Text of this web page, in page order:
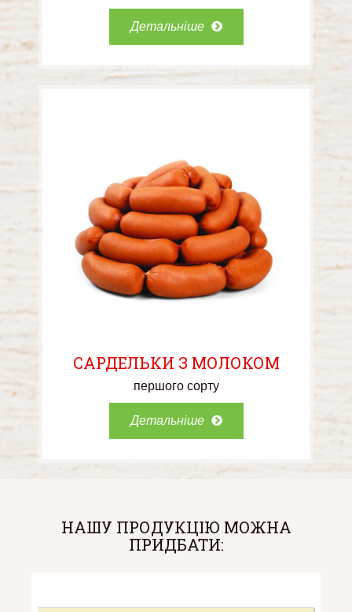
Детальніше
САРДЕЛЬКИ З МОЛОКОМ
першого сорту
Детальніше
НАШУ ПРОДУКЦІЮ МОЖНА
ПРИДБАТИ: